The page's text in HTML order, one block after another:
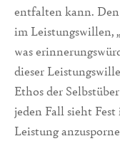
entfalten kann.
im Leistungswillen,
was
dieser
Ethos der
jeden Fall sieht
Leistung